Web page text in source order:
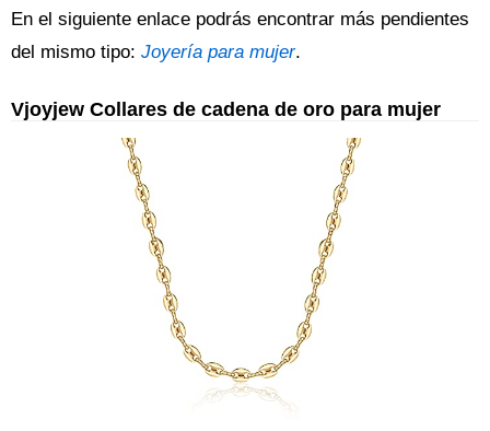
En el siguiente enlace podrás encontrar más pendientes
del mismo tipo: Joyería para mujer.
Vjoyjew Collares de cadena de oro para mujer